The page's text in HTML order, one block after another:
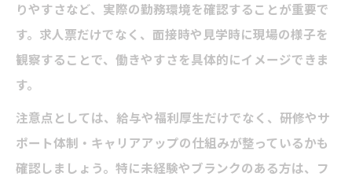
りやすさなど、実際の勤務環境を確認することが重要で
す。求人票だけでなく、面接時や見学時に現場の様子を
観察することで、働きやすさを具体的にイメージできま
す。
注意点としては、給与や福利厚生だけでなく、研修やサ
ポート体制・キャリアアップの仕組みが整っているかも
確認しましょう。特に未経験やブランクのある方は、フ